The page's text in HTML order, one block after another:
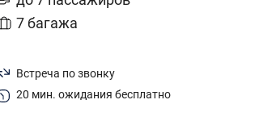
7 багажа
Встреча по звонку
20 мин. ожидания бесплатно